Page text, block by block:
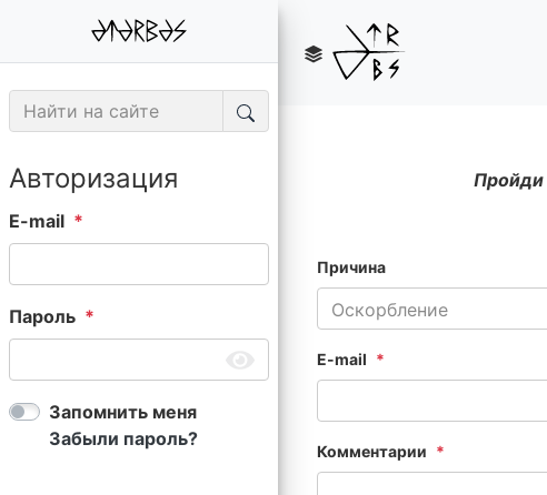
Авторизация
E-mail
Пароль
Запомнить меня
Забыли пароль?
Пройди
Причина
Оскорбление
E-mail
Комментарии